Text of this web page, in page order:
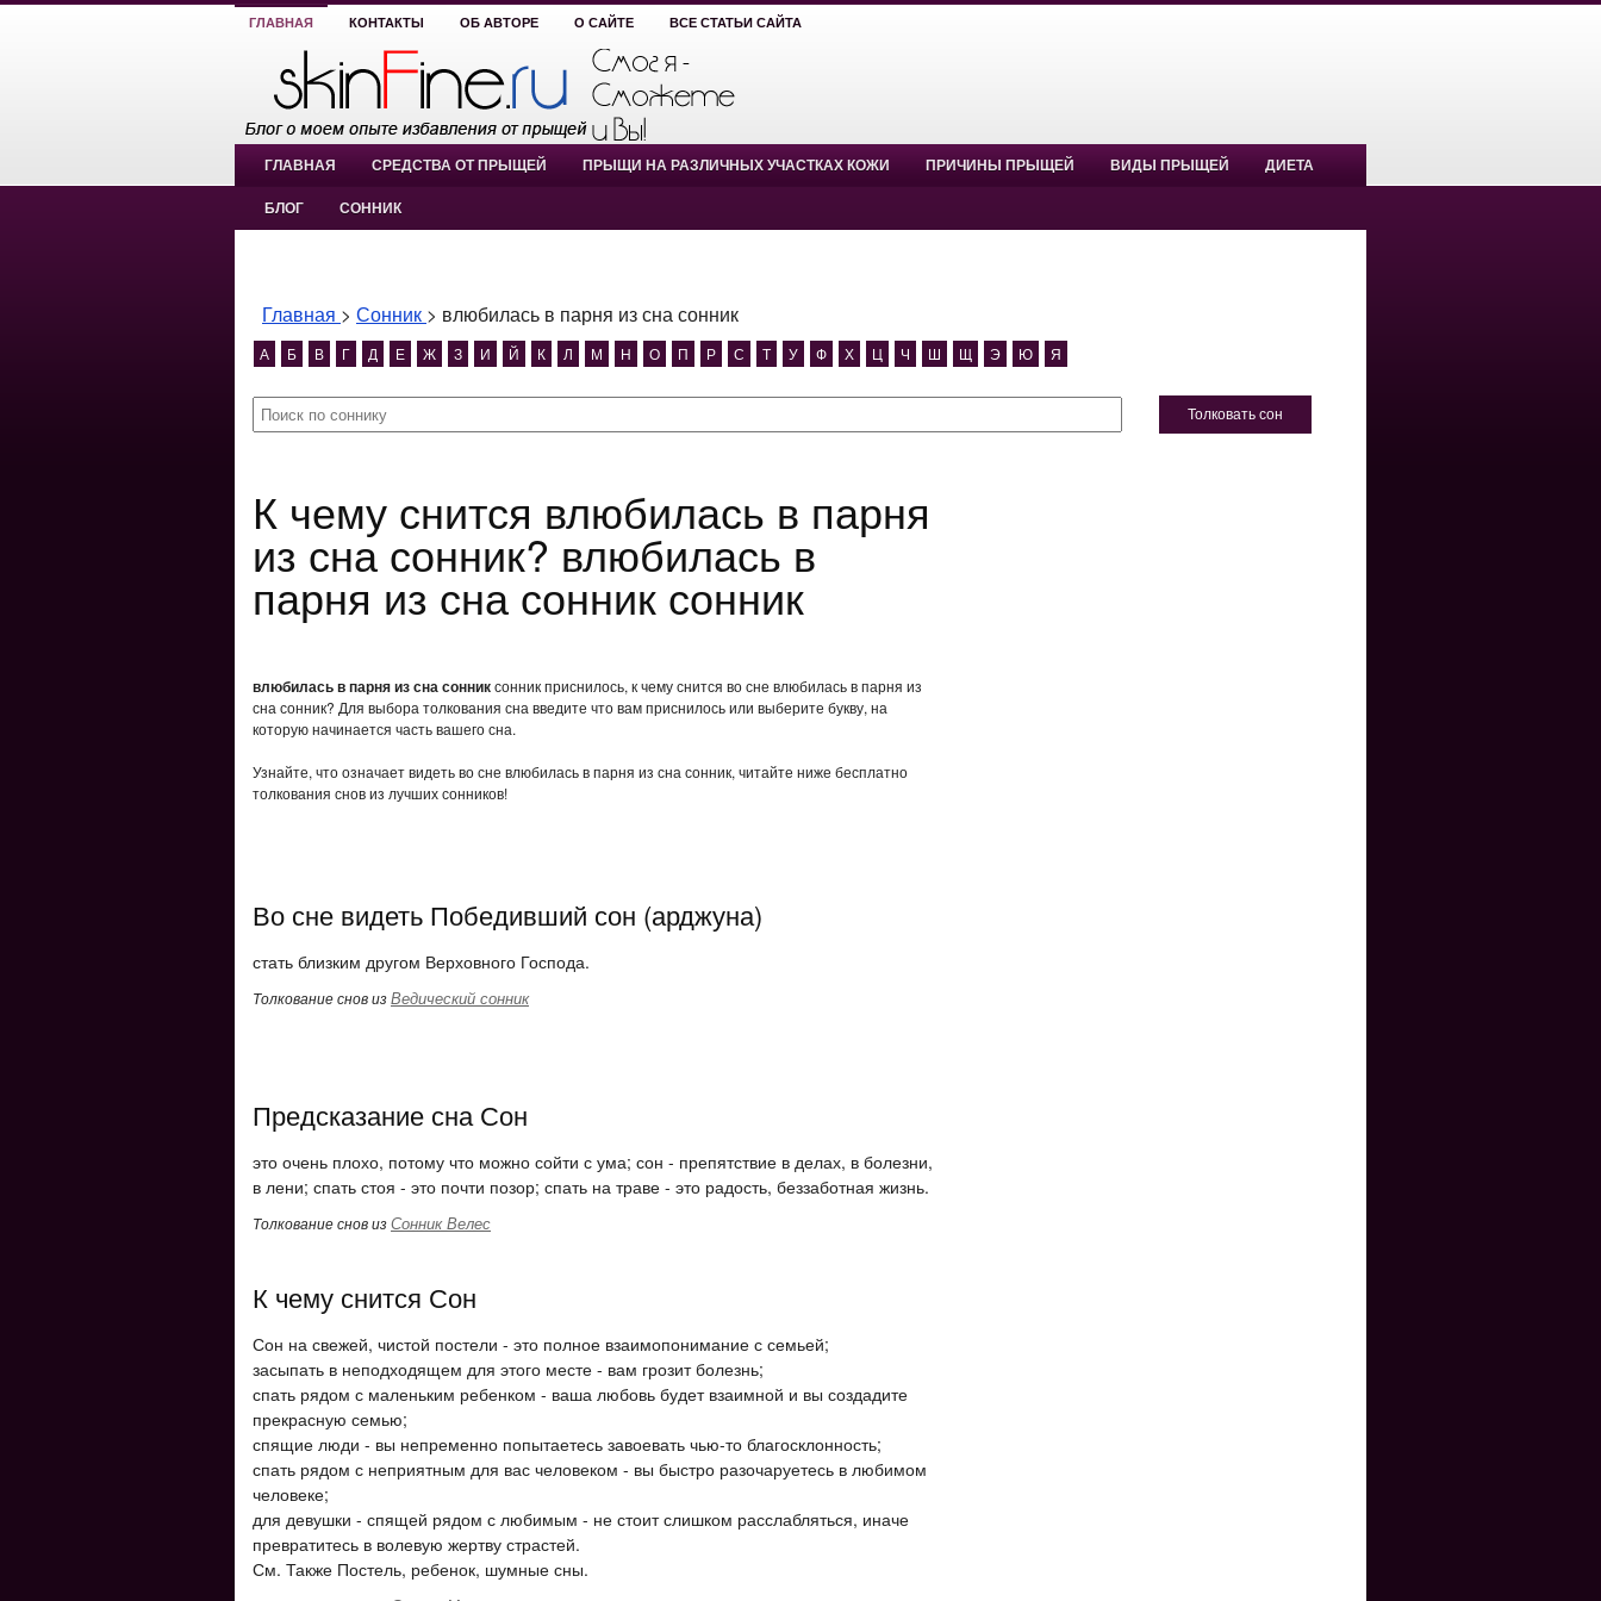
ГЛАВНАЯ КОНТАКТЫ ОБ АВТОРЕ О САЙТЕ ВСЕ СТАТЬИ САЙТА
ГЛАВНАЯ СРЕДСТВА ОТ ПРЫЩЕЙ ПРЫЩИ НА РАЗЛИЧНЫХ УЧАСТКАХ КОЖИ ПРИЧИНЫ ПРЫЩЕЙ ВИДЫ ПРЫЩЕЙ ДИЕТА
БЛОГ СОННИК
Главная > Сонник > влюбилась в парня из сна сонник
А Б В Г Д Е Ж З И Й К Л М Н О П Р С Т У Ф Х Ц Ч Ш Щ Э Ю Я
Толковать сон
К чему снится влюбилась в парня
из сна сонник? влюбилась в
парня из сна сонник сонник
влюбилась в парня из сна сонниксонник приснилось, к чему снится во сне влюбилась в парня из
сна сонник? Для выбора толкования сна введите что вам приснилось или выберите букву, на
которую начинается часть вашего сна.
Узнайте, что означает видеть во сне влюбилась в парня из сна сонник, читайте ниже бесплатно
толкования снов из лучших сонников!
Во сне видеть Победивший сон (арджуна)
стать близким другом Верховного Господа.
Толкование снов изВедический сонник
Предсказание сна Сон
это очень плохо, потому что можно сойти с ума; сон - препятствие в делах, в болезни,
в лени; спать стоя - это почти позор; спать на траве - это радость, беззаботная жизнь.
Толкование снов изСонник Велес
К чему снится Сон
Сон на свежей, чистой постели - это полное взаимопонимание с семьей;
засыпать в неподходящем для этого месте - вам грозит болезнь;
спать рядом с маленьким ребенком - ваша любовь будет взаимной и вы создадите
прекрасную семью;
спящие люди - вы непременно попытаетесь завоевать чью-то благосклонность;
спать рядом с неприятным для вас человеком - вы быстро разочаруетесь в любимом
человеке;
для девушки - спящей рядом с любимым - не стоит слишком расслабляться, иначе
превратитесь в волевую жертву страстей.
См. Также Постель, ребенок, шумные сны.